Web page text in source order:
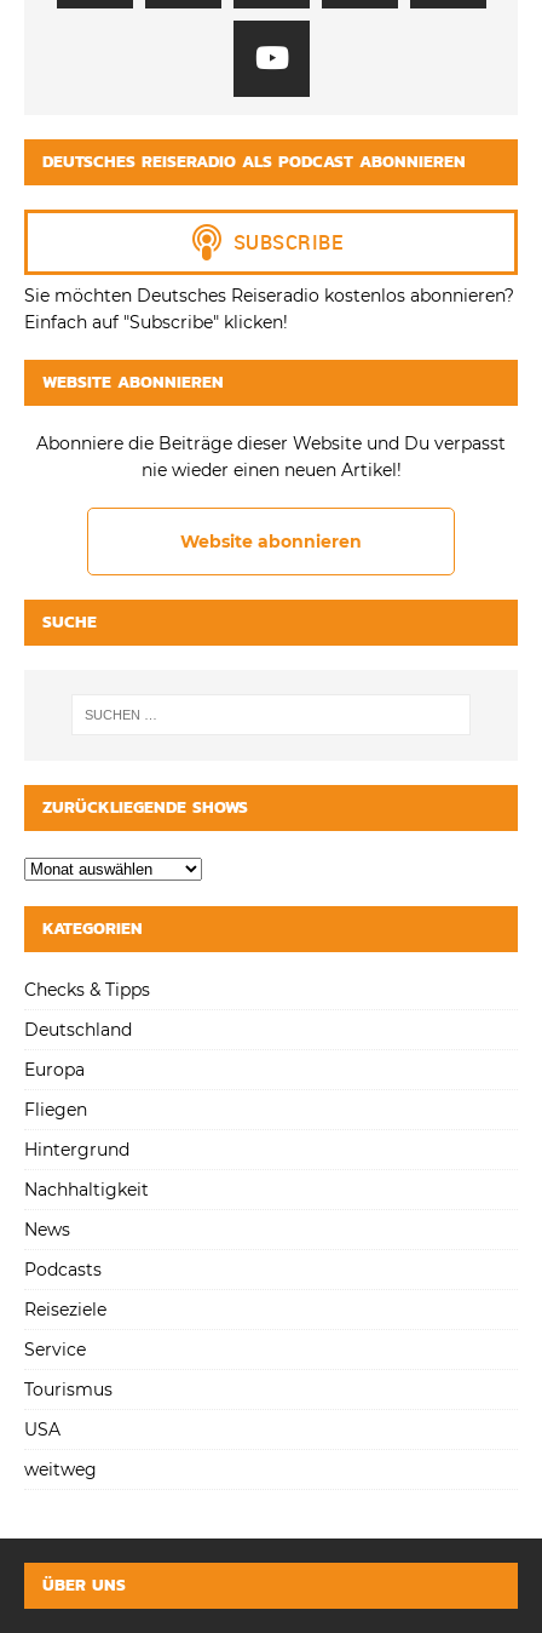
DEUTSCHES REISERADIO ALS PODCAST ABONNIEREN
Sie möchten Deutsches Reiseradio kostenlos abonnieren?
Einfach auf "Subscribe" klicken!
WEBSITE ABONNIEREN
Abonniere die Beiträge dieser Website und Du verpasst
nie wieder einen neuen Artikel!
Website abonnieren
SUCHE
ZURÜCKLIEGENDE SHOWS
KATEGORIEN
Checks & Tipps
Deutschland
Europa
Fliegen
Hintergrund
Nachhaltigkeit
News
Podcasts
Reiseziele
Service
Tourismus
USA
weitweg
ÜBER UNS